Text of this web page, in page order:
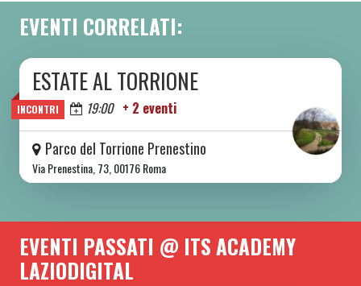
EVENTI CORRELATI:
INCONTRI
DA SAB 06/06 A SAB 08/08 2026
ESTATE AL TORRIONE
Oggi 19:00 + 2 eventi
Parco del Torrione Prenestino
Via Prenestina, 73, 00176 Roma
EVENTI PASSATI @ ITS ACADEMY
LAZIODIGITAL